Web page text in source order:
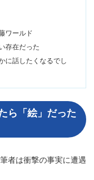
ワールド
存在だった
に話したくなるでし
ら「絵」だった
者は衝撃の事実に遭遇